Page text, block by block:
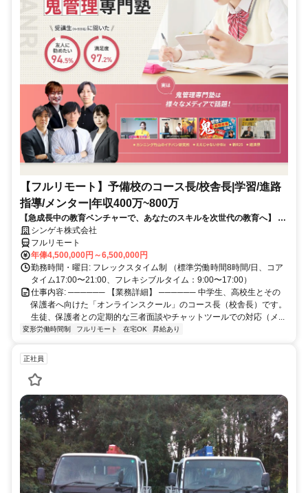
【フルリモート】予備校のコース長/校舎長|学習/進路
指導/メンター|年収400万~800万
【急成長中の教育ベンチャーで、あなたのスキルを次世代の教育へ】 現
在、事業拡大に伴い、コースをとりまとめるコース長（校舎長）を募集
しています。「教育」のプロとして、場所に縛られない新しい働き方を
始めませんか？
シンゲキ株式会社
フルリモート
年俸4,500,000円～6,500,000円
勤務時間・曜日: フレックスタイム制 （標準労働時間8時間/日、コア
タイム17:00〜21:00、フレキシブルタイム：9:00〜17:00）
仕事内容: ────── 【業務詳細】 ────── 中学生、高校生とその
保護者へ向けた「オンラインスクール」のコース長（校舎長）です。
生徒、保護者との定期的な三者面談やチャットツールでの対応（メ...
変形労働時間制 フルリモート 在宅OK 昇給あり
正社員